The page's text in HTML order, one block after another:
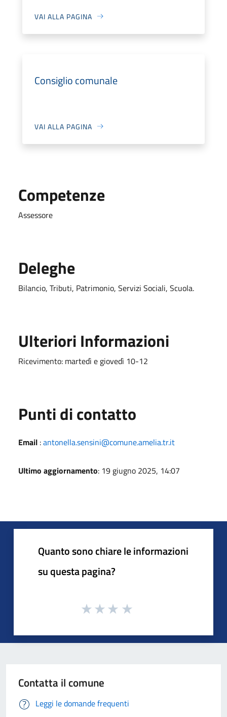
VAI ALLA PAGINA
Consiglio comunale
VAI ALLA PAGINA
Competenze
Assessore
Deleghe
Bilancio, Tributi, Patrimonio, Servizi Sociali, Scuola.
Ulteriori Informazioni
Ricevimento: martedì e giovedì 10-12
Punti di contatto
Email :antonella.sensini@comune.amelia.tr.it
Ultimo aggiornamento: 19 giugno 2025, 14:07
Quanto sono chiare le informazioni
su questa pagina?
Contatta il comune
Leggi le domande frequenti